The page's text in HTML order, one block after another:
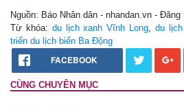
Nguồn: Báo Nhân dân - nhandan.vn - Đăng
Từ khóa: du lịch xanh Vĩnh Long du
triển du lịch biển Ba Động
FACEBOOK
CÙNG CHUYÊN MỤC